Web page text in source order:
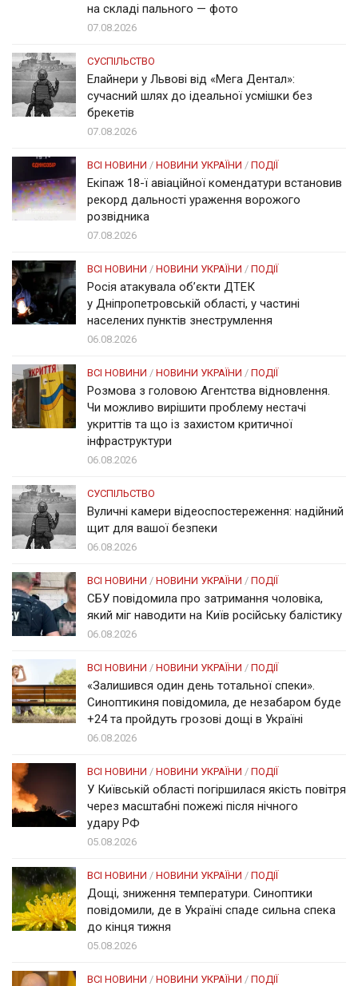
на складі пального — фото
07.08.2026
СУСПІЛЬСТВО
Елайнери у Львові від «Мега Дентал»:
сучасний шлях до ідеальної усмішки без
брекетів
07.08.2026
ВСІ НОВИНИ / НОВИНИ УКРАЇНИ / ПОДІЇ
Екіпаж 18-ї авіаційної комендатури встановив
рекорд дальності ураження ворожого
розвідника
07.08.2026
ВСІ НОВИНИ / НОВИНИ УКРАЇНИ / ПОДІЇ
Росія атакувала об’єкти ДТЕК
у Дніпропетровській області, у частині
населених пунктів знеструмлення
06.08.2026
ВСІ НОВИНИ / НОВИНИ УКРАЇНИ / ПОДІЇ
Розмова з головою Агентства відновлення.
Чи можливо вирішити проблему нестачі
укриттів та що із захистом критичної
інфраструктури
06.08.2026
СУСПІЛЬСТВО
Вуличні камери відеоспостереження: надійний
щит для вашої безпеки
06.08.2026
ВСІ НОВИНИ / НОВИНИ УКРАЇНИ / ПОДІЇ
СБУ повідомила про затримання чоловіка,
який міг наводити на Київ російську балістику
06.08.2026
ВСІ НОВИНИ / НОВИНИ УКРАЇНИ / ПОДІЇ
«Залишився один день тотальної спеки».
Синоптикиня повідомила, де незабаром буде
+24 та пройдуть грозові дощі в Україні
06.08.2026
ВСІ НОВИНИ / НОВИНИ УКРАЇНИ / ПОДІЇ
У Київській області погіршилася якість повітря
через масштабні пожежі після нічного
удару РФ
05.08.2026
ВСІ НОВИНИ / НОВИНИ УКРАЇНИ / ПОДІЇ
Дощі, зниження температури. Синоптики
повідомили, де в Україні спаде сильна спека
до кінця тижня
05.08.2026
ВСІ НОВИНИ / НОВИНИ УКРАЇНИ / ПОДІЇ